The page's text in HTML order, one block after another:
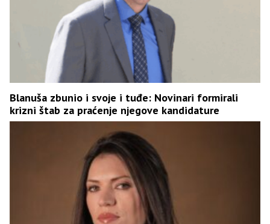
Blanuša zbunio i svoje i tuđe: Novinari formirali
krizni štab za praćenje njegove kandidature